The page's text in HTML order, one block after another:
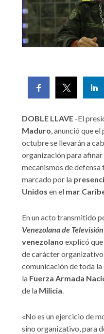
DOBLE LLAVE -El
Maduro, anunció que
octubre se llevarán a
organización para afinar
mecanismos de
marcado por la
Unidos en el mar
En un acto transmitido
Venezolana de Televisión
venezolano explicó que
de carácter
comunicación de toda
la Fuerza Armada
de la Milicia.
«No es un ejercicio de
sino organizativo, para